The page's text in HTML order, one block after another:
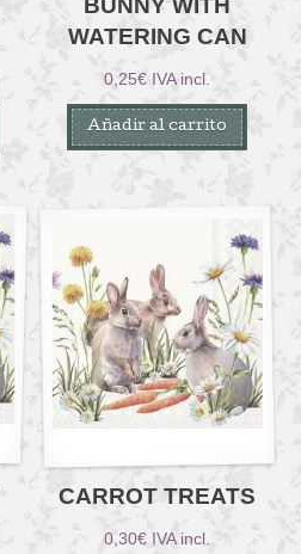
BUNNY WITH
WATERING CAN
0,25€ IVA incl.
Añadir al carrito
CARROT TREATS
0,30€ IVA incl.